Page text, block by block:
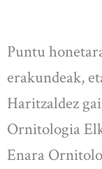
Puntu
erakundeak,
Haritzaldez
Ornitologia
Enara